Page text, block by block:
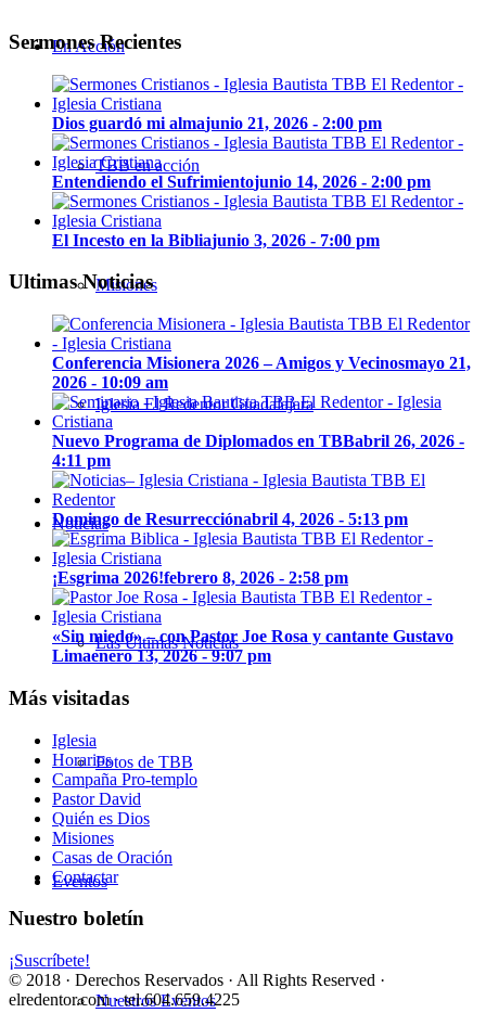
En Acción
TBB en acción
Misiones
Iglesia El Redentor Guadalajara
Noticias
Las Últimas Noticias
Fotos de TBB
Eventos
Nuestros Eventos
Sermones Recientes
Dios guardó mi almajunio 21, 2026 - 2:00 pm
Entendiendo el Sufrimientojunio 14, 2026 - 2:00 pm
El Incesto en la Bibliajunio 3, 2026 - 7:00 pm
Ultimas Noticias
Conferencia Misionera 2026 – Amigos y Vecinosmayo 21,
2026 - 10:09 am
Nuevo Programa de Diplomados en TBBabril 26, 2026 -
4:11 pm
Domingo de Resurrecciónabril 4, 2026 - 5:13 pm
¡Esgrima 2026!febrero 8, 2026 - 2:58 pm
«Sin miedo» – con Pastor Joe Rosa y cantante Gustavo
Limaenero 13, 2026 - 9:07 pm
Más visitadas
Iglesia
Horarios
Campaña Pro-templo
Pastor David
Quién es Dios
Misiones
Casas de Oración
Contactar
Nuestro boletín
¡Suscríbete!
© 2018 · Derechos Reservados · All Rights Reserved ·
elredentor.com · tel.604.659.4225